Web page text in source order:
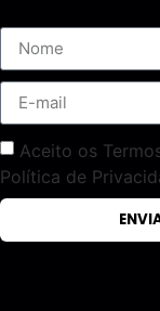
Aceito os
Política de